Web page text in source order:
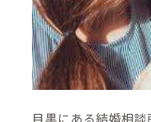
目黒にある結婚相談